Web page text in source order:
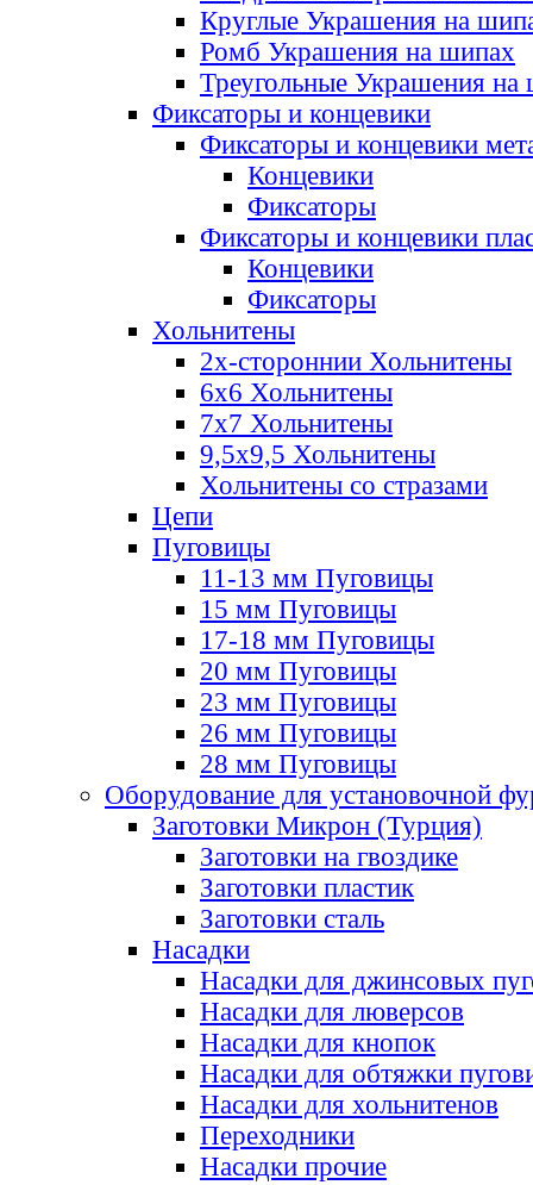
Круглые Украшения на
Ромб Украшения на шипах
Треугольные Украшения на
Фиксаторы и концевики
Фиксаторы и концевики
Концевики
Фиксаторы
Фиксаторы и концевики
Концевики
Фиксаторы
Хольнитены
2х-стороннии Хольнитены
6х6 Хольнитены
7х7 Хольнитены
9,5х9,5 Хольнитены
Хольнитены со стразами
Цепи
Пуговицы
11-13 мм Пуговицы
15 мм Пуговицы
17-18 мм Пуговицы
20 мм Пуговицы
23 мм Пуговицы
26 мм Пуговицы
28 мм Пуговицы
Оборудование для установочной
Заготовки Микрон (Турция)
Заготовки на гвоздике
Заготовки пластик
Заготовки сталь
Насадки
Насадки для джинсовых
Насадки для люверсов
Насадки для кнопок
Насадки для обтяжки
Насадки для хольнитенов
Переходники
Насадки прочие